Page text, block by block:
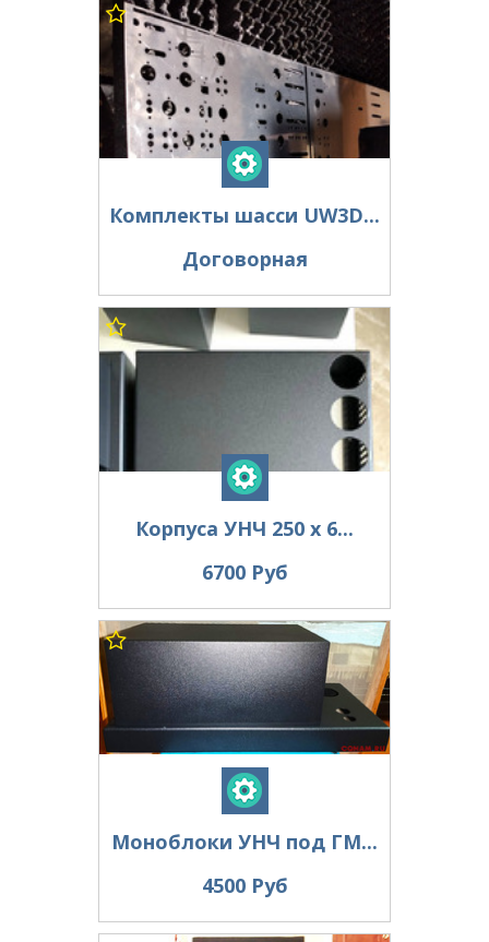
Комплекты шасси UW3D...
Договорная
Корпуса УНЧ 250 х 6...
6700 Руб
Моноблоки УНЧ под ГМ...
4500 Руб